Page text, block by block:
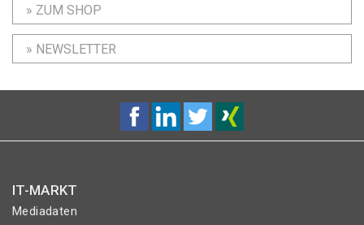
» ZUM SHOP
» NEWSLETTER
IT-MARKT
Mediadaten